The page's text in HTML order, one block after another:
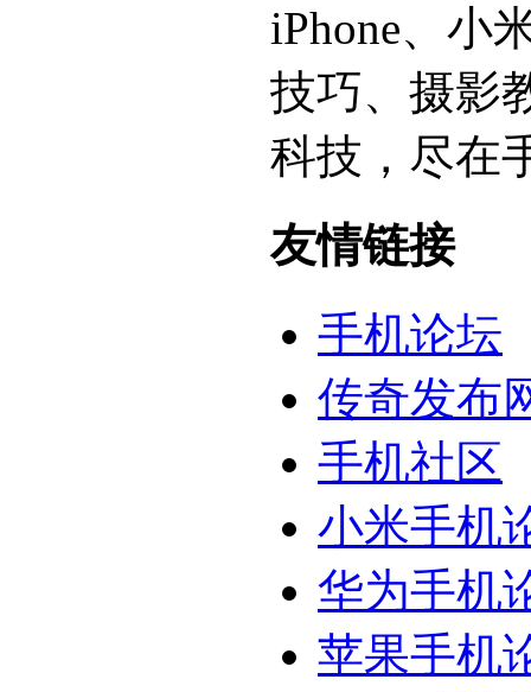
iPhone、小
技巧、摄影
科技，尽在
友情链接
手机论坛
传奇发布
手机社区
小米手机
华为手机
苹果手机